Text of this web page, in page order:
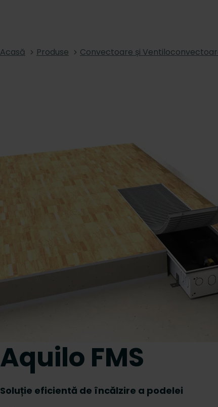
Acasă Produse Convectoare și
Aquilo FMS
Soluție eficientă de încălzire a podelei